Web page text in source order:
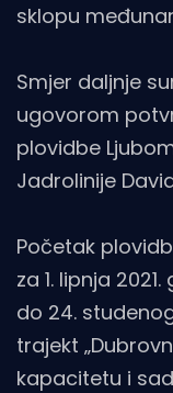
sklopu
Smjer daljnje
ugovorom
plovidbe
Jadrolinije
Početak
za 1. lipnja
do 24.
trajekt
kapacitetu i